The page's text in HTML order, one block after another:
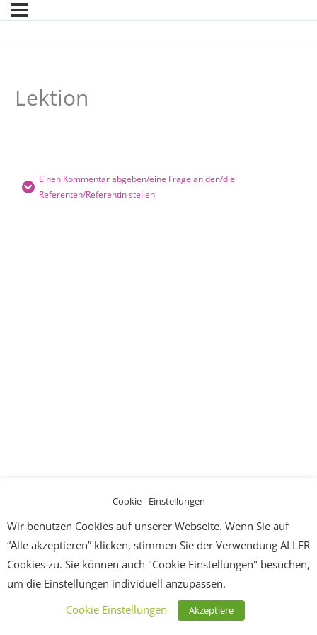
Lektion
Einen Kommentar abgeben/eine Frage an den/die
Referenten/Referentin stellen
Cookie - Einstellungen
Wir benutzen Cookies auf unserer Webseite. Wenn Sie auf
“Alle akzeptieren” klicken, stimmen Sie der Verwendung ALLER
Cookies zu. Sie können auch "Cookie Einstellungen" besuchen,
um die Einstellungen individuell anzupassen.
Cookie Einstellungen
Akzeptiere